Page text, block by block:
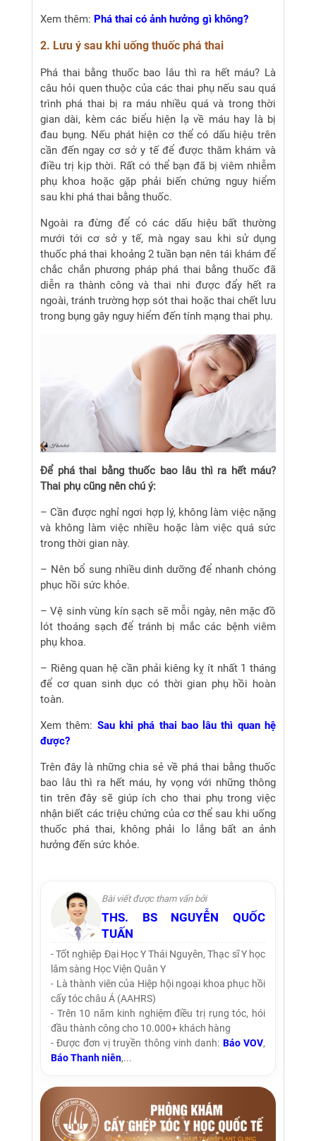
Xem thêm: Phá thai có ảnh hưởng gì không?
2. Lưu ý sau khi uống thuốc phá thai
Phá thai bằng thuốc bao lâu thì ra hết máu? Là
câu hỏi quen thuộc của các thai phụ nếu sau quá
trình phá thai bị ra máu nhiều quá và trong thời
gian dài, kèm các biểu hiện lạ về máu hay là bị
đau bụng. Nếu phát hiện cơ thể có dấu hiệu trên
cần đến ngay cơ sở y tế để được thăm khám và
điều trị kịp thời. Rất có thể bạn đã bị viêm nhiễm
phụ khoa hoặc gặp phải biến chứng nguy hiểm
sau khi phá thai bằng thuốc.
Ngoài ra đừng để có các dấu hiệu bất thường
mưới tới cơ sở y tế, mà ngay sau khi sử dụng
thuốc phá thai khoảng 2 tuần bạn nên tái khám để
chắc chắn phương pháp phá thai bằng thuốc đã
diễn ra thành công và thai nhi được đẩy hết ra
ngoài, tránh trường hợp sót thai hoặc thai chết lưu
trong bụng gây nguy hiểm đến tính mạng thai phụ.
Để phá thai bằng thuốc bao lâu thì ra hết máu?
Thai phụ cũng nên chú ý:
– Cần được nghỉ ngơi hợp lý, không làm việc nặng
và không làm việc nhiều hoặc làm việc quá sức
trong thời gian này.
– Nên bổ sung nhiều dinh dưỡng để nhanh chóng
phục hồi sức khỏe.
– Vệ sinh vùng kín sạch sẽ mỗi ngày, nên mặc đồ
lót thoáng sạch để tránh bị mắc các bệnh viêm
phụ khoa.
– Riêng quan hệ cần phải kiêng kỵ ít nhất 1 tháng
để cơ quan sinh dục có thời gian phụ hồi hoàn
toàn.
Xem thêm: Sau khi phá thai bao lâu thì quan hệ
được?
Trên đây là những chia sẻ về phá thai bằng thuốc
bao lâu thì ra hết máu, hy vọng với những thông
tin trên đây sẽ giúp ích cho thai phụ trong việc
nhận biết các triệu chứng của cơ thể sau khi uống
thuốc phá thai, không phải lo lắng bất an ảnh
hưởng đến sức khỏe.
Bài viết được tham vấn bởi
THS. BS NGUYỄN QUỐC
TUẤN
- Tốt nghiệp Đại Học Y Thái Nguyên, Thạc sĩ Y học
lâm sàng Học Viện Quân Y
- Là thành viên của Hiệp hội ngoại khoa phục hồi
cấy tóc châu Á (AAHRS)
- Trên 10 năm kinh nghiệm điều trị rụng tóc, hói
đầu thành công cho 10.000+ khách hàng
- Được đơn vị truyền thông vinh danh: Báo VOV,
Báo Thanh niên,...